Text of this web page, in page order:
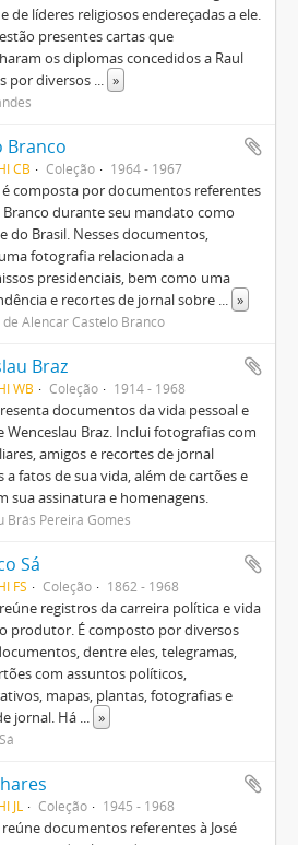
de líderes religiosos endereçadas a ele.
presentes cartas que
os diplomas concedidos a Raul
por diversos ... »
Branco
CB Coleção 1964 - 1967
é composta por documentos referentes
Branco durante seu mandato como
do Brasil. Nesses documentos,
fotografia relacionada a
presidenciais, bem como uma
e recortes de jornal sobre ... »
Alencar Castelo Branco
Braz
WB Coleção 1914 - 1968
documentos da vida pessoal e
Wenceslau Braz. Inclui fotografias com
amigos e recortes de jornal
a fatos de sua vida, além de cartões e
sua assinatura e homenagens.
Brás Pereira Gomes
Sá
FS Coleção 1862 - 1968
registros da carreira política e vida
produtor. É composto por diversos
dentre eles, telegramas,
com assuntos políticos,
mapas, plantas, fotografias e
jornal. Há ... »
JL Coleção 1945 - 1968
documentos referentes à José